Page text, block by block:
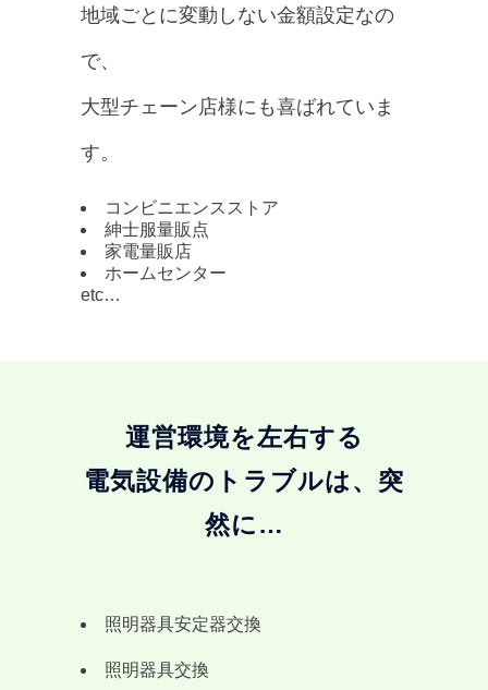
地域ごとに変動しない金額設定なの
で、
大型チェーン店様にも喜ばれていま
す。
コンビニエンスストア
紳士服量販点
家電量販店
ホームセンター
etc…
運営環境を左右する
電気設備のトラブルは、突
然に…
照明器具安定器交換
照明器具交換